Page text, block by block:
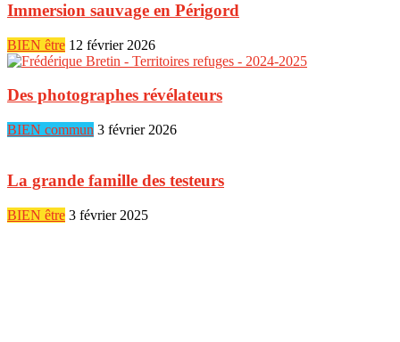
Immersion sauvage en Périgord
BIEN être 12 février 2026
Des photographes révélateurs
BIEN commun 3 février 2026
La grande famille des testeurs
BIEN être 3 février 2025